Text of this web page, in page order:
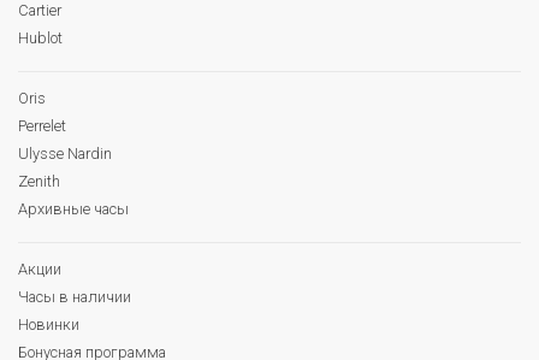
Cartier
Hublot
Oris
Perrelet
Ulysse Nardin
Zenith
Архивные часы
Акции
Часы в наличии
Новинки
Бонусная программа